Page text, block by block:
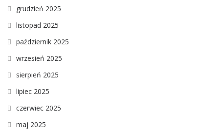
grudzień 2025
listopad 2025
październik 2025
wrzesień 2025
sierpień 2025
lipiec 2025
czerwiec 2025
maj 2025